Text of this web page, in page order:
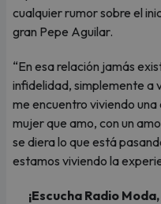
cualquier rumor sobre el
gran Pepe Aguilar.
“En esa relación jamás
infidelidad, simplemente a
me encuentro viviendo
mujer que amo, con un
se diera lo que está
estamos viviendo la
¡Escucha Radio